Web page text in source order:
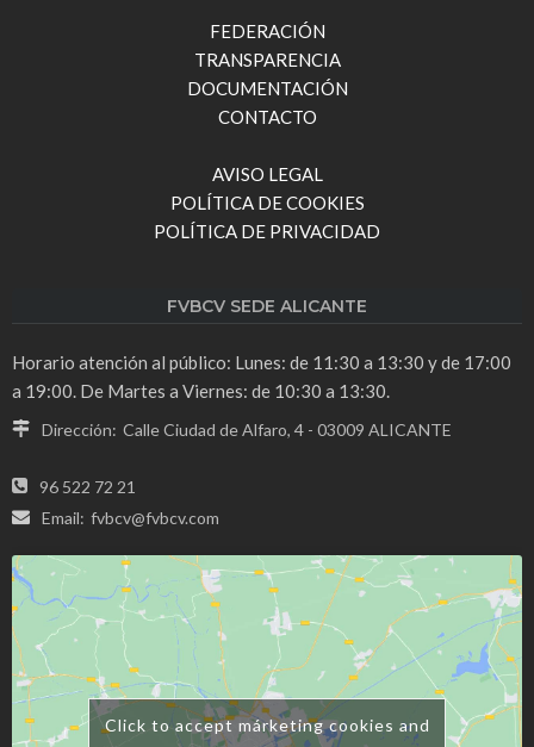
FEDERACIÓN
TRANSPARENCIA
DOCUMENTACIÓN
CONTACTO
AVISO LEGAL
POLÍTICA DE COOKIES
POLÍTICA DE PRIVACIDAD
FVBCV SEDE ALICANTE
Horario atención al público: Lunes: de 11:30 a 13:30 y de 17:00
a 19:00. De Martes a Viernes: de 10:30 a 13:30.
Dirección: Calle Ciudad de Alfaro, 4 - 03009 ALICANTE
96 522 72 21
Email: fvbcv@fvbcv.com
Click to accept márketing cookies and